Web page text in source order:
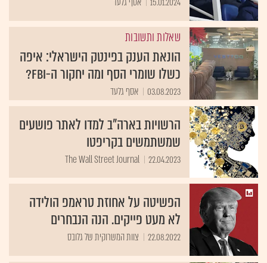
שאלות ותשובות
הונאת הענק בפינטק הישראלי: איפה
כשלו שומרי הסף ומה יחקור ה-FBI?
03.08.2023 אסף גלעד
הרשויות בארה"ב למדו לאתר פושעים
שמשתמשים בקריפטו
22.04.2023
The Wall Street Journal
הפשיטה על אחוזת טראמפ הולידה
לא מעט פייקים. הנה הנבחרים
22.08.2022 צוות המשרוקית של גלובס